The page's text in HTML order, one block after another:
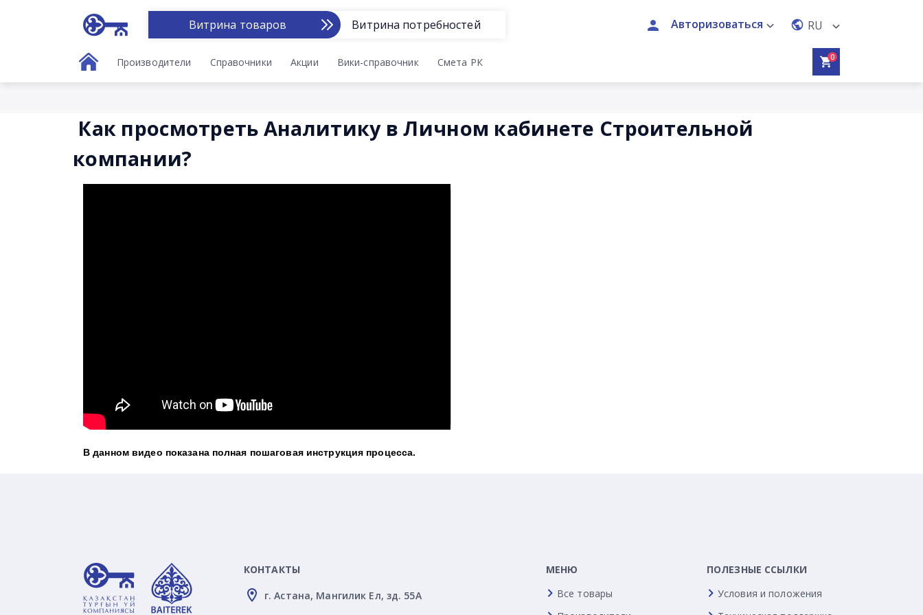
Витрина товаров Витрина потребностей Авторизоваться RU
Производители Справочники Акции Вики-справочник Смета РК 0
Как просмотреть Аналитику в Личном кабинете Строительной
компании?
В данном видео показана полная пошаговая инструкция процесса.
КОНТАКТЫ
г. Астана, Мангилик Ел, зд. 55А
МЕНЮ
Все товары
ПОЛЕЗНЫЕ ССЫЛКИ
Условия и положения